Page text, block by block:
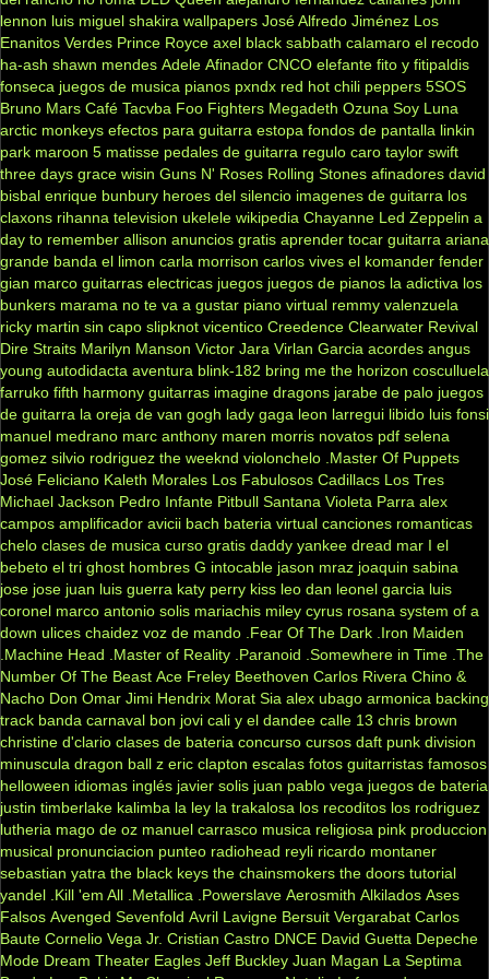
lennon luis miguel shakira wallpapers José Alfredo Jiménez Los
Enanitos Verdes Prince Royce axel black sabbath calamaro el recodo
ha-ash shawn mendes Adele Afinador CNCO elefante fito y fitipaldis
fonseca juegos de musica pianos pxndx red hot chili peppers 5SOS
Bruno Mars Café Tacvba Foo Fighters Megadeth Ozuna Soy Luna
arctic monkeys efectos para guitarra estopa fondos de pantalla linkin
park maroon 5 matisse pedales de guitarra regulo caro taylor swift
three days grace wisin Guns N' Roses Rolling Stones afinadores david
bisbal enrique bunbury heroes del silencio imagenes de guitarra los
claxons rihanna television ukelele wikipedia Chayanne Led Zeppelin a
day to remember allison anuncios gratis aprender tocar guitarra ariana
grande banda el limon carla morrison carlos vives el komander fender
gian marco guitarras electricas juegos juegos de pianos la adictiva los
bunkers marama no te va a gustar piano virtual remmy valenzuela
ricky martin sin capo slipknot vicentico Creedence Clearwater Revival
Dire Straits Marilyn Manson Victor Jara Virlan Garcia acordes angus
young autodidacta aventura blink-182 bring me the horizon cosculluela
farruko fifth harmony guitarras imagine dragons jarabe de palo juegos
de guitarra la oreja de van gogh lady gaga leon larregui libido luis fonsi
manuel medrano marc anthony maren morris novatos pdf selena
gomez silvio rodriguez the weeknd violonchelo .Master Of Puppets
José Feliciano Kaleth Morales Los Fabulosos Cadillacs Los Tres
Michael Jackson Pedro Infante Pitbull Santana Violeta Parra alex
campos amplificador avicii bach bateria virtual canciones romanticas
chelo clases de musica curso gratis daddy yankee dread mar I el
bebeto el tri ghost hombres G intocable jason mraz joaquin sabina
jose jose juan luis guerra katy perry kiss leo dan leonel garcia luis
coronel marco antonio solis mariachis miley cyrus rosana system of a
down ulices chaidez voz de mando .Fear Of The Dark .Iron Maiden
.Machine Head
.Master of Reality .Paranoid .Somewhere in Time .The
Number Of The Beast Ace Freley Beethoven Carlos Rivera Chino &
Nacho Don Omar Jimi Hendrix Morat Sia alex ubago armonica backing
track banda carnaval bon jovi cali y el dandee calle 13 chris brown
christine d'clario clases de bateria concurso cursos daft punk division
minuscula dragon ball z eric clapton escalas fotos guitarristas famosos
helloween idiomas inglés javier solis juan pablo vega juegos de bateria
justin timberlake kalimba la ley la trakalosa los recoditos los rodriguez
lutheria mago de oz manuel carrasco musica religiosa pink produccion
musical pronunciacion punteo radiohead reyli ricardo montaner
sebastian yatra the black keys the chainsmokers the doors tutorial
yandel .Kill 'em All .Metallica .Powerslave Aerosmith Alkilados Ases
Falsos Avenged Sevenfold Avril Lavigne Bersuit Vergarabat Carlos
Baute Cornelio Vega Jr. Cristian Castro DNCE David Guetta Depeche
Mode Dream Theater Eagles Jeff Buckley Juan Magan La Septima